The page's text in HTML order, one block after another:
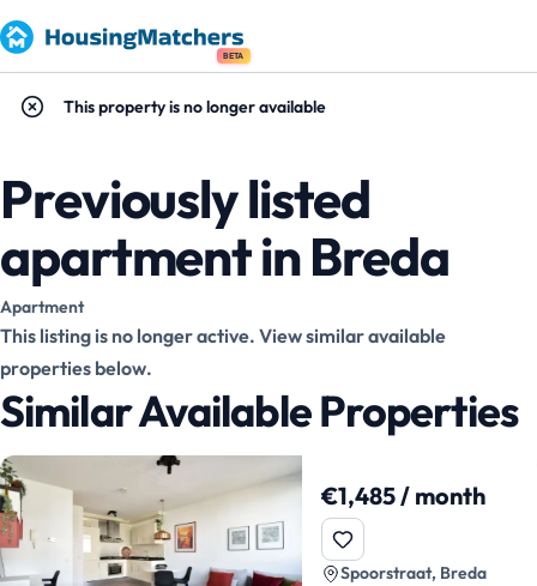
BETA
This property is no longer available
Previously listed
apartment in Breda
Apartment
This listing is no longer active. View similar available
properties below.
Similar Available Properties
€1,485 / month
Spoorstraat, Breda